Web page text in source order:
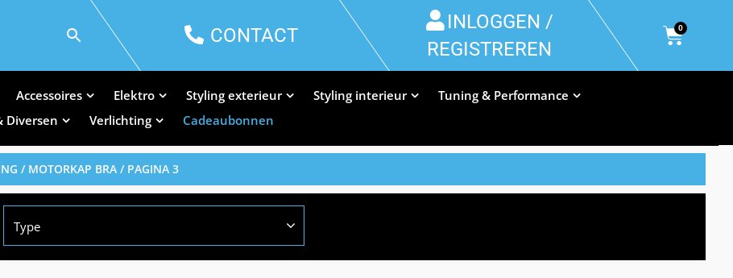
CONTACT
INLOGGEN /
REGISTREREN
0
Accessoires Elektro Styling exterieur Styling interieur
Tuning & Performance
Diversen
Verlichting Cadeaubonnen
/ MOTORKAP BRA/ PAGINA 3
Type